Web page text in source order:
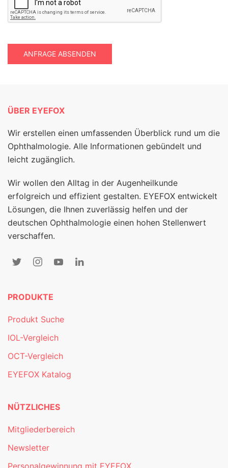
ANFRAGE ABSENDEN
ÜBER EYEFOX
Wir erstellen einen umfassenden Überblick rund um die
Ophthalmologie. Alle Informationen gebündelt und
leicht zugänglich.
Wir wollen den Alltag in der Augenheilkunde
erfolgreich und effizient gestalten. EYEFOX entwickelt
Lösungen, die Ihnen zuverlässig helfen und der
deutschen Ophthalmologie einen hohen Stellenwert
verschaffen.
PRODUKTE
Produkt Suche
IOL-Vergleich
OCT-Vergleich
EYEFOX Katalog
NÜTZLICHES
Mitgliederbereich
Newsletter
Personalgewinnung mit EYEFOX